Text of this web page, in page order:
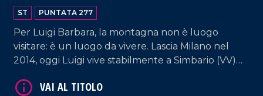
ST PUNTATA 277
Per Luigi Barbara, la montagna non è luogo
visitare: è un luogo da vivere. Lascia Milano nel
2014, oggi Luigi vive stabilmente a Simbario (VV)
esperto conoscitore dei lupi e del loro habitat.
VAI AL TITOLO